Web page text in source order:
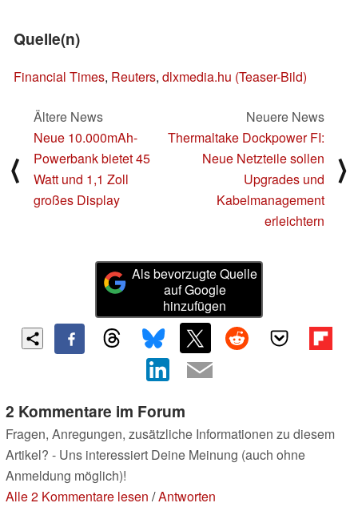
Quelle(n)
Financial Times, Reuters, dlxmedia.hu (Teaser-Bild)
⟨
Ältere News
Neue 10.000mAh-
Powerbank bietet 45
Watt und 1,1 Zoll
großes Display
Neuere News
Thermaltake Dockpower FI:
Neue Netzteile sollen
Upgrades und
Kabelmanagement
erleichtern
⟩
Als bevorzugte Quelle
auf Google
hinzufügen
2 Kommentare im Forum
Fragen, Anregungen, zusätzliche Informationen zu diesem
Artikel? - Uns interessiert Deine Meinung (auch ohne
Anmeldung möglich)!
Alle 2 Kommentare lesen /Antworten